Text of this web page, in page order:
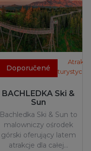
Doporučené
Atrakcje
turystyczne
BACHLEDKA Ski &
Sun
Bachledka Ski & Sun to
malowniczy ośrodek
górski oferujący latem
atrakcje dla całej…